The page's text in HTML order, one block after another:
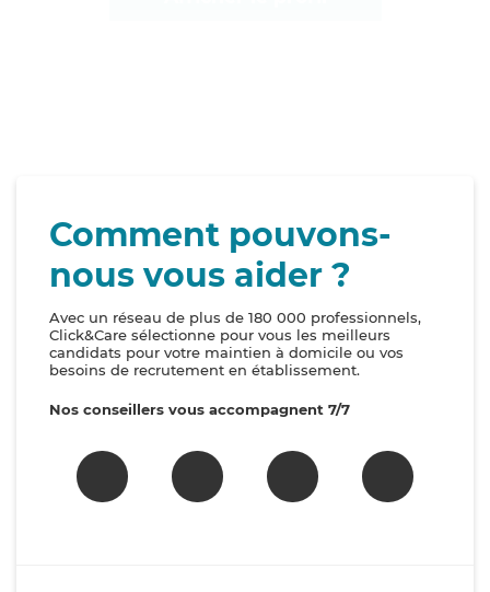
Comment pouvons-
nous vous aider ?
Avec un réseau de plus de 180 000 professionnels,
Click&Care sélectionne pour vous les meilleurs
candidats pour votre maintien à domicile ou vos
besoins de recrutement en établissement.
Nos conseillers vous accompagnent 7/7